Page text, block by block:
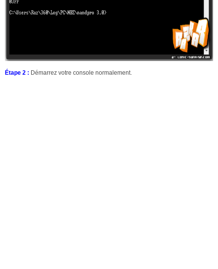
Étape 2 : Démarrez votre console normalement.